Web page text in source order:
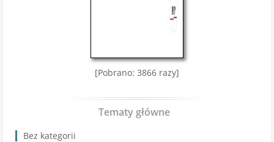
[Pobrano: 3866 razy]
Tematy główne
Bez kategorii